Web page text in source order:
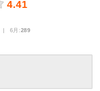
4.41
| 6月:289